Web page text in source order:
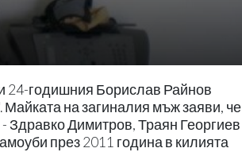
24-годишния Борислав Райнов
Майката на загиналия мъж заяви, че
Здравко Димитров, Траян Георгиев
през 2011 година в килията